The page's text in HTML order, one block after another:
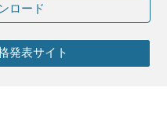
ロード
発表サイト